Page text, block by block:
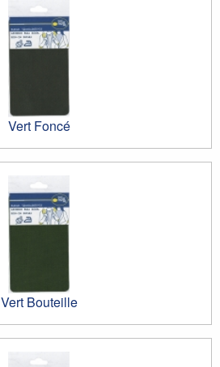
Vert Foncé
Vert Bouteille